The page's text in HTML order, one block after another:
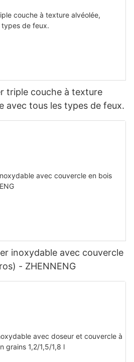
triple couche à texture
avec tous les types de feux.
inoxydable avec couvercle
- ZHENNENG